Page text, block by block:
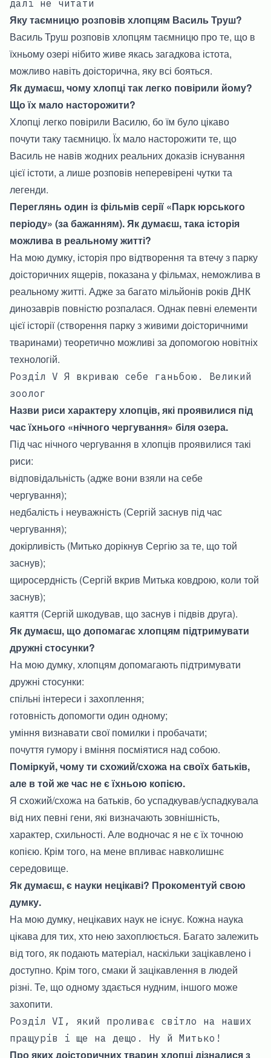
далі не читати
Яку таємницю розповів хлопцям Василь Труш?
Василь Труш розповів хлопцям таємницю про те, що в
їхньому озері нібито живе якась загадкова істота,
можливо навіть доісторична, яку всі бояться.
Як думаєш, чому хлопці так легко повірили йому?
Що їх мало насторожити?
Хлопці легко повірили Василю, бо їм було цікаво
почути таку таємницю. Їх мало насторожити те, що
Василь не навів жодних реальних доказів існування
цієї істоти, а лише розповів неперевірені чутки та
легенди.
Переглянь один із фільмів серії «Парк юрського
періоду» (за бажанням). Як думаєш, така історія
можлива в реальному житті?
На мою думку, історія про відтворення та втечу з парку
доісторичних ящерів, показана у фільмах, неможлива в
реальному житті. Адже за багато мільйонів років ДНК
динозаврів повністю розпалася. Однак певні елементи
цієї історії (створення парку з живими доісторичними
тваринами) теоретично можливі за допомогою новітніх
технологій.
Розділ V Я вкриваю себе ганьбою. Великий
зоолог
Назви риси характеру хлопців, які проявилися під
час їхнього «нічного чергування» біля озера.
Під час нічного чергування в хлопців проявилися такі
риси:
відповідальність (адже вони взяли на себе
чергування);
недбалість і неуважність (Сергій заснув під час
чергування);
докірливість (Митько дорікнув Сергію за те, що той
заснув);
щиросердність (Сергій вкрив Митька ковдрою, коли той
заснув);
каяття (Сергій шкодував, що заснув і підвів друга).
Як думаєш, що допомагає хлопцям підтримувати
дружні стосунки?
На мою думку, хлопцям допомагають підтримувати
дружні стосунки:
спільні інтереси і захоплення;
готовність допомогти один одному;
уміння визнавати свої помилки і пробачати;
почуття гумору і вміння посміятися над собою.
Поміркуй, чому ти схожий/схожа на своїх батьків,
але в той же час не є їхньою копією.
Я схожий/схожа на батьків, бо успадкував/успадкувала
від них певні гени, які визначають зовнішність,
характер, схильності. Але водночас я не є їх точною
копією. Крім того, на мене впливає навколишнє
середовище.
Як думаєш, є науки нецікаві? Прокоментуй свою
думку.
На мою думку, нецікавих наук не існує. Кожна наука
цікава для тих, хто нею захоплюється. Багато залежить
від того, як подають матеріал, наскільки зацікавлено і
доступно. Крім того, смаки й зацікавлення в людей
різні. Те, що одному здається нудним, іншого може
захопити.
Розділ VI, який проливає світло на наших
пращурів і ще на дещо. Ну й Митько!
Про яких доісторичних тварин хлопці дізналися з